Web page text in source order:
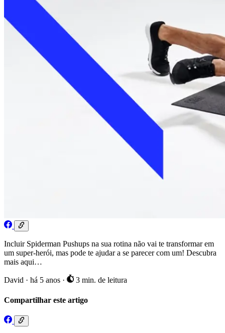
Incluir Spiderman Pushups na sua rotina não vai te transformar em
um super-herói, mas pode te ajudar a se parecer com um! Descubra
mais aqui…
David · há 5 anos · 3 min. de leitura
Compartilhar este artigo